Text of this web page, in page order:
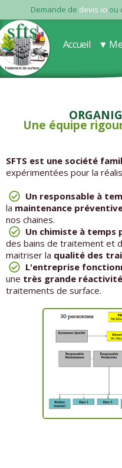
Demande de devis ici ou
Accueil ▼
Une équipe
SFTS est une société
expérimentées pour la
Un responsable à
la maintenance
nos chaines.
Un chimiste à temps
des bains de traitement et
maitriser la qualité des
L'entreprise
une très grande réactivité
traitements de surface.